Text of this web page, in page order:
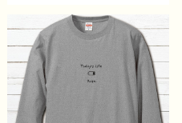
リエイター オリジナル デ
ザイン グッズ 長袖Tシャ
ツ ロングTシャツ ロンT
タイトル：デザインロンT
シャツ №638 J1-9